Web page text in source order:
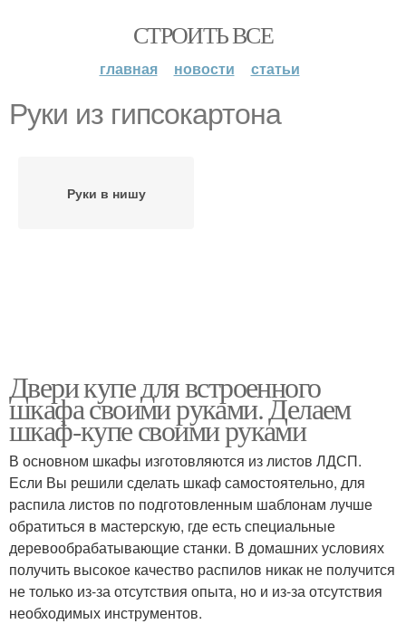
СТРОИТЬ ВСЕ
главная новости статьи
Руки из гипсокартона
Руки в нишу
Двери купе для встроенного
шкафа своими руками. Делаем
шкаф-купе своими руками
В основном шкафы изготовляются из листов ЛДСП.
Если Вы решили сделать шкаф самостоятельно, для
распила листов по подготовленным шаблонам лучше
обратиться в мастерскую, где есть специальные
деревообрабатывающие станки. В домашних условиях
получить высокое качество распилов никак не получится
не только из-за отсутствия опыта, но и из-за отсутствия
необходимых инструментов.